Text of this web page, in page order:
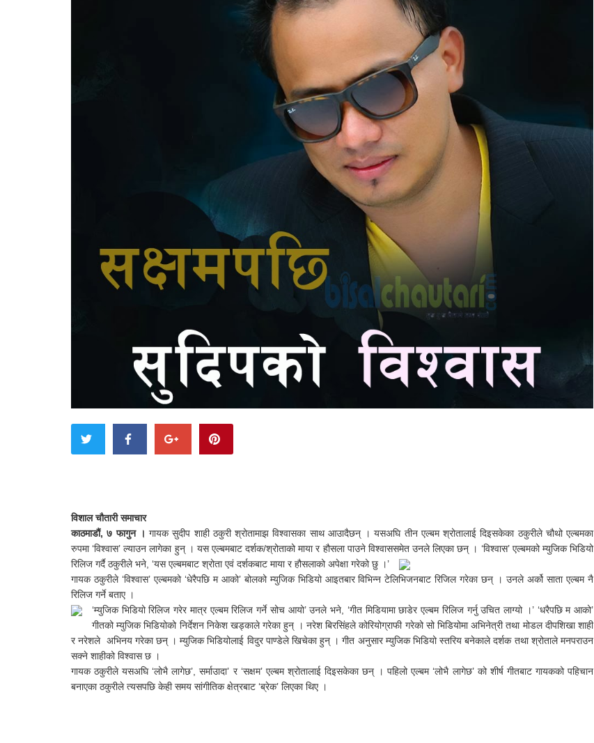
विशाल चौतारी समाचार
काठमाडौं, ७ फागुन । गायक सुदीप शाही ठकुरी श्रोतामाझ विश्वासका साथ आउादैछन् । यसअघि तीन एल्बम श्रोतालाई दिइसकेका ठकुरीले चौथो एल्बमका
रुपमा ‘विश्वास’ ल्याउन लागेका हुन् । यस एल्बमबाट दर्शक/श्रोताको माया र हौसला पाउने विश्वाससमेत उनले लिएका छन् । ‘विश्वास’ एल्बमको म्युजिक भिडियो
रिलिज गर्दै ठकुरीले भने, ‘यस एल्बमबाट श्रोता एवं दर्शकबाट माया र हौसलाको अपेक्षा गरेको छु ।’
गायक ठकुरीले ‘विश्वास’ एल्बमको ‘धेरैपछि म आको’ बोलको म्युजिक भिडियो आइतबार विभिन्न टेलिभिजनबाट रिजिल गरेका छन् । उनले अर्को साता एल्बम नै
रिलिज गर्ने बताए ।
‘म्युजिक भिडियो रिलिज गरेर मात्र एल्बम रिलिज गर्ने सोच आयो’ उनले भने, ‘गीत मिडियामा छाडेर एल्बम रिलिज गर्नु उचित लाग्यो ।’ ‘धरैपछि म आको’
गीतको म्युजिक भिडियोको निर्देशन निकेश खड्काले गरेका हुन् । नरेश बिरसिंहले कोरियोग्राफी गरेको सो भिडियोमा अभिनेत्री तथा मोडल दीपशिखा शाही
र नरेशले अभिनय गरेका छन् । म्युजिक भिडियोलाई विदुर पाण्डेले खिचेका हुन् । गीत अनुसार म्युजिक भिडियो स्तरिय बनेकाले दर्शक तथा श्रोताले मनपराउन
सक्ने शाहीको विश्वास छ ।
गायक ठकुरीले यसअघि ‘लोभै लागेछ’, सर्माउादा’ र ‘सक्षम’ एल्बम श्रोतालाई दिइसकेका छन् । पहिलो एल्बम ‘लोभै लागेछ’ को शीर्ष गीतबाट गायकको पहिचान
बनाएका ठकुरीले त्यसपछि केही समय सांगीतिक क्षेत्रबाट ‘ब्रेक’ लिएका थिए ।